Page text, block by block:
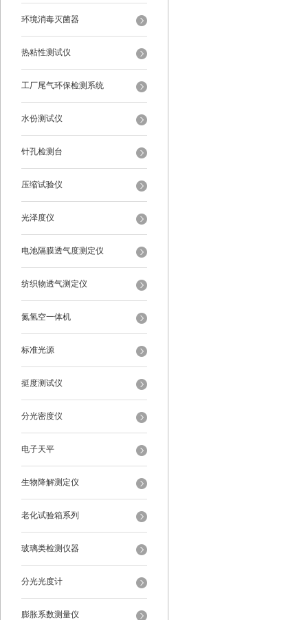
环境消毒灭菌器
热粘性测试仪
工厂尾气环保检测系统
水份测试仪
针孔检测台
压缩试验仪
光泽度仪
电池隔膜透气度测定仪
纺织物透气测定仪
氮氢空一体机
标准光源
挺度测试仪
分光密度仪
电子天平
生物降解测定仪
老化试验箱系列
玻璃类检测仪器
分光光度计
膨胀系数测量仪